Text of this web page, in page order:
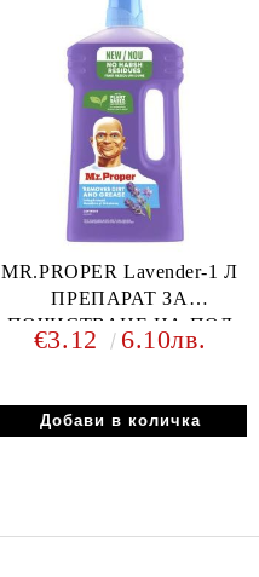
MR.PROPER Lavender-1 Л
ПРЕПАРАТ ЗА
ПОЧИСТВАНЕ НА ПОД
€3.12 6.10лв.